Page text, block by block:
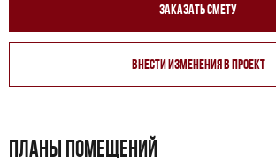
Заказать смету
Внести изменения в проект
ПЛАНЫ ПОМЕЩЕНИЙ